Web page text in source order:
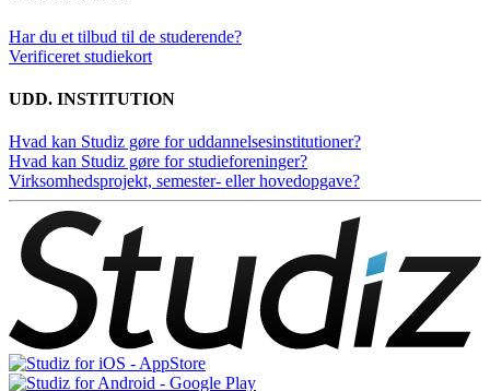
Har du et tilbud til de studerende?
Verificeret studiekort
UDD. INSTITUTION
Hvad kan Studiz gøre for uddannelsesinstitutioner?
Hvad kan Studiz gøre for studieforeninger?
Virksomhedsprojekt, semester- eller hovedopgave?